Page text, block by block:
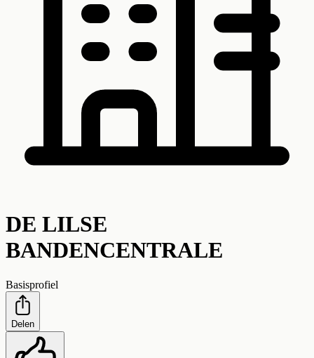
DE LILSE
BANDENCENTRALE
Basisprofiel
Delen